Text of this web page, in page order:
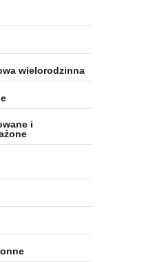
wielorodzinna
i